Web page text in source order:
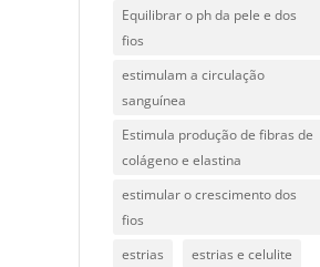
Equilibrar o ph da pele e dos
fios
estimulam a circulação
sanguínea
Estimula produção de fibras de
colágeno e elastina
estimular o crescimento dos
fios
estrias
estrias e celulite